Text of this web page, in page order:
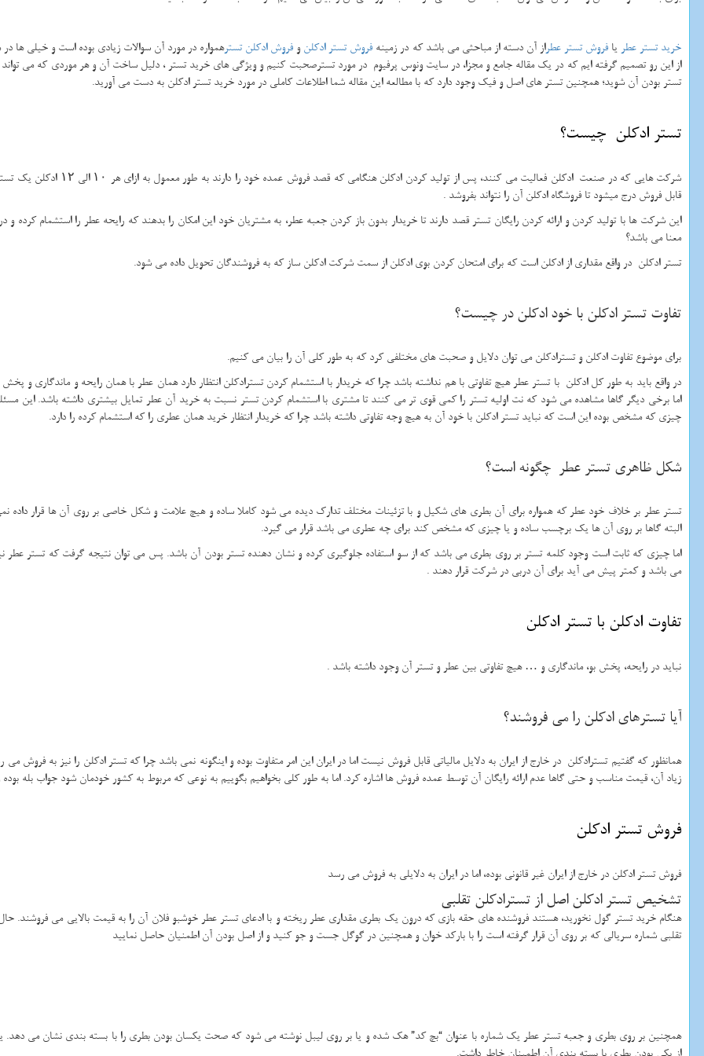
خرید تستر عطر یافروش تستر عطراز آن دسته از مباحثی می باشد که در زمینه فروش تستر ادکلنو فروش ادکلن تسترهمواره در مورد آن سوالات زیادی بوده است و خیلی ها
از این رو تصمیم گرفته ایم که در یک مقاله جامع و مجزا، در سایت ونوس پرفیوم در مورد تسترصحبت کنیم و ویژگی های خرید تستر ، دلیل ساخت آن و هر موردی که می
تستر بودن آن شوید؛ همچنین تستر های اصل و فیک وجود دارد که با مطالعه این مقاله شما اطلاعات کاملی در مورد خرید تستر ادکلن به دست می آورید.
تستر ادکلن چیست؟
شرکت هایی که در صنعت ادکلن
قابل فروش درج میشود تا فروشگاه ادکلن آن را نتواند بفروشد .
این شرکت ها با تولید کردن و ارائه کردن رایگان تستر قصد دارند تا خریدار بدون باز کردن جعبه عطر، به مشتریان خود این امکان را بدهند که رایحه عطر را استشمام
معنا می باشد؟
تستر ادکلن در واقع مقداری از ادکلن است که برای امتحان کردن بوی ادکلن از سمت شرکت ادکلن ساز که به فروشندگان تحویل داده می شود.
تفاوت تستر ادکلن با خود ادکلن در چیست؟
برای موضوع تفاوت ادکلن و تسترادکلن می توان دلایل و صحبت های مختلفی کرد که به طور کلی آن را بیان می کنیم.
در واقع باید به طور کل ادکلن با تستر عطر هیچ تفاوتی با هم نداشته باشد چرا که خریدار با استشمام کردن تسترادکلن انتظار دارد همان عطر با همان رایحه و ماندگاری
اما برخی دیگر گاها مشاهده می شود که نت اولیه تستر را کمی قوی تر می کنند تا مشتری با استشمام کردن تستر نسبت به خرید آن عطر تمایل بیشتری داشته باشد. این
چیزی که مشخص بوده این است که نباید تستر ادکلن با خود آن به هیچ وجه تفاوتی داشته باشد چرا که خریدار انتظار خرید همان عطری را که استشمام کرده را دارد.
شکل ظاهری تستر عطر چگونه است؟
تستر عطر بر خلاف خود عطر که همواره برای آن بطری های شکیل و با تزئینات مختلف تدارک دیده می شود کاملا ساده و هیچ علامت و شکل خاصی بر روی آن ها قرار
البته گاها بر روی آن ها یک برچسب ساده و یا چیزی که مشخص کند برای چه عطری می باشد قرار می گیرد.
اما چیزی که ثابت است وجود کلمه تستر بر روی بطری می باشد که از سو استفاده جلوگیری کرده و نشان دهنده تستر بودن آن باشد. پس می توان نتیجه گرفت که تستر
می باشد و کمتر پیش می آید برای آن دربی در شرکت قرار دهند .
تفاوت ادکلن با تستر ادکلن
نباید در رایحه، پخش بو، ماندگاری و … هیچ تفاوتی بین عطر و تستر آن وجود داشته باشد .
آیا تسترهای ادکلن را می فروشند؟
همانظور که گفتیم تسترادکلن در خارج از ایران به دلایل مالیاتی قابل فروش نیست اما در ایران این امر متفاوت بوده و اینگونه نمی باشد چرا که تستر ادکلن را نیز به فروش
زیاد آن، قیمت مناسب و حتی گاها عدم ارائه رایگان آن توسط عمده فروش ها اشاره کرد. اما به طور کلی بخواهیم بگوییم به نوعی که مربوط به کشور خودمان شود جواب بله بوده
فروش تستر ادکلن
فروش تستر ادکلن در خارج از ایران غیر قانونی بوده، اما در ایران به دلایلی به فروش می رسد
تشخیص تستر ادکلن اصل از تسترادکلن تقلبی
هنگام خرید تستر گول نخورید، هستند فروشنده های حقه بازی که درون یک بطری مقداری عطر ریخته و با ادعای تستر عطر خوشبو فلان آن را به قیمت بالایی می فروشند.
تقلبی شماره سریالی که بر روی آن قرار گرفته است را با بارکد خوان و همچنین در گوگل جست و جو کنید و از اصل بودن آن اطمنیان حاصل نمایید
همچنین بر روی بطری و جعبه تستر عطر یک شماره با عنوان “بچ کد” هک شده و یا بر روی لیبل نوشته می شود که صحت یکسان بودن بطری را با بسته بندی نشان می